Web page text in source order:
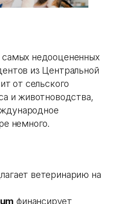
недооцененных
из Центральной
от сельского
и животноводства,
немного.
ветеринарию на
финансирует